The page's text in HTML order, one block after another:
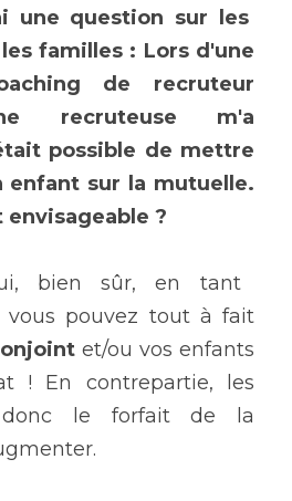
une question sur les
familles : Lors d'une
de recruteur
recruteuse m'a
possible de mettre
enfant sur la mutuelle.
envisageable ?
bien sûr, en tant
et/ou vos enfants
! En contrepartie, les
donc le forfait de la